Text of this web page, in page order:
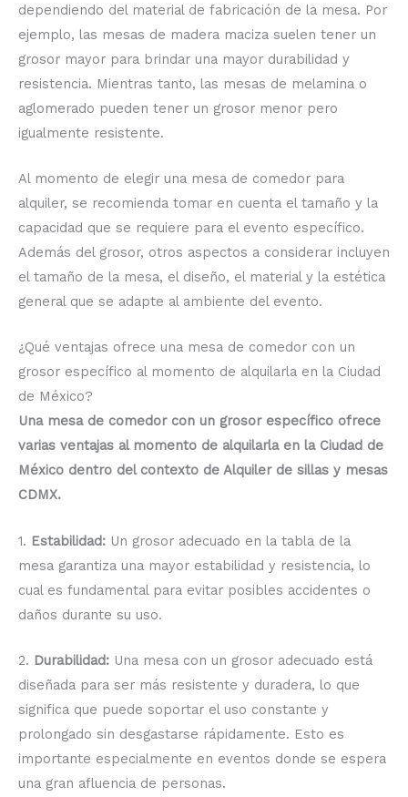
dependiendo del material de fabricación de la mesa. Por
ejemplo, las mesas de madera maciza suelen tener un
grosor mayor para brindar una mayor durabilidad y
resistencia. Mientras tanto, las mesas de melamina o
aglomerado pueden tener un grosor menor pero
igualmente resistente.
Al momento de elegir una mesa de comedor para
alquiler, se recomienda tomar en cuenta el tamaño y la
capacidad que se requiere para el evento específico.
Además del grosor, otros aspectos a considerar incluyen
el tamaño de la mesa, el diseño, el material y la estética
general que se adapte al ambiente del evento.
¿Qué ventajas ofrece una mesa de comedor con un
grosor específico al momento de alquilarla en la Ciudad
de México?
Una mesa de comedor con un grosor específico ofrece
varias ventajas al momento de alquilarla en la Ciudad de
México dentro del contexto de Alquiler de sillas y mesas
CDMX.
1. Estabilidad: Un grosor adecuado en la tabla de la
mesa garantiza una mayor estabilidad y resistencia, lo
cual es fundamental para evitar posibles accidentes o
daños durante su uso.
2. Durabilidad: Una mesa con un grosor adecuado está
diseñada para ser más resistente y duradera, lo que
significa que puede soportar el uso constante y
prolongado sin desgastarse rápidamente. Esto es
importante especialmente en eventos donde se espera
una gran afluencia de personas.